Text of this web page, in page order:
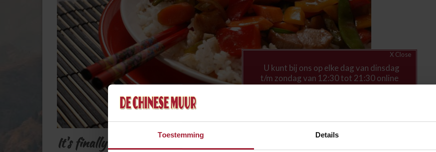
Toestemming Details
It's finally here!
X Close
U kunt bij ons op elke dag van dinsdag
t/m zondag van 12:30 tot 21:30 online